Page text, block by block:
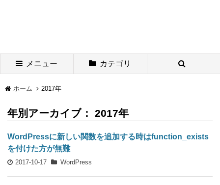
メニュー カテゴリ
ホーム 2017年
年別アーカイブ： 2017年
WordPressに新しい関数を追加する時はfunction_exists
を付けた方が無難
2017-10-17 WordPress